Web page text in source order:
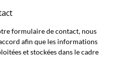
formulaire de contact, nous
afin que les informations
et stockées dans le cadre